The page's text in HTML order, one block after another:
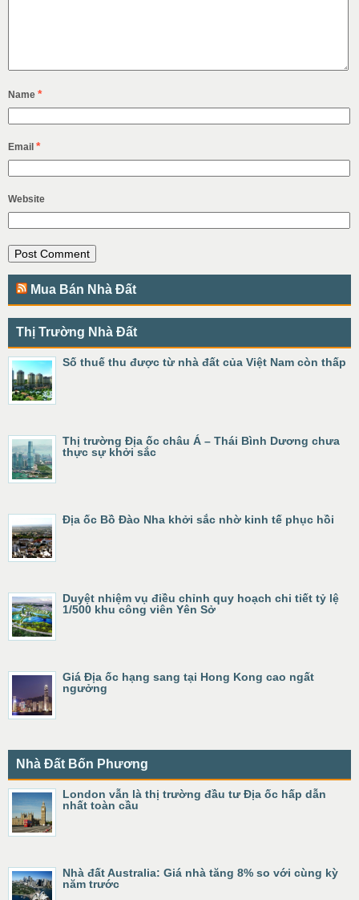
Name *
Email *
Website
Mua Bán Nhà Đất
Thị Trường Nhà Đất
Số thuế thu được từ nhà đất của Việt Nam còn thấp
Thị trường Địa ốc châu Á – Thái Bình Dương chưa
thực sự khởi sắc
Địa ốc Bồ Đào Nha khởi sắc nhờ kinh tế phục hồi
Duyệt nhiệm vụ điều chỉnh quy hoạch chi tiết tỷ lệ
1/500 khu công viên Yên Sở
Giá Địa ốc hạng sang tại Hong Kong cao ngất
ngưởng
Nhà Đất Bốn Phương
London vẫn là thị trường đầu tư Địa ốc hấp dẫn
nhất toàn cầu
Nhà đất Australia: Giá nhà tăng 8% so với cùng kỳ
năm trước